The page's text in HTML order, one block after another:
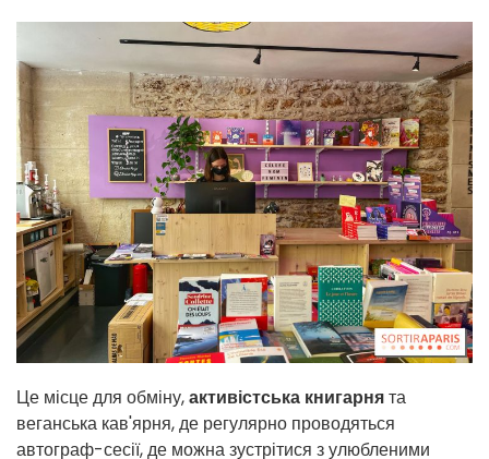
Це місце для обміну,активістська книгарнята
веганська кав'ярня, де регулярно проводяться
автограф-сесії, де можна зустрітися з улюбленими